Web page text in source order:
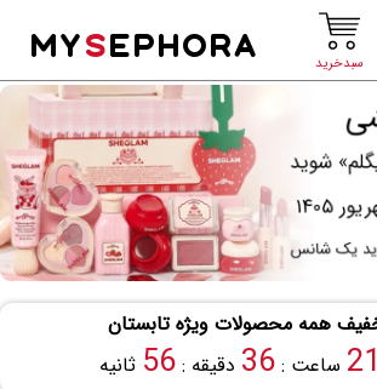
سبدخرید
MYSEPHORA
21 ساعت :36 دقیقه :56 ثانیه